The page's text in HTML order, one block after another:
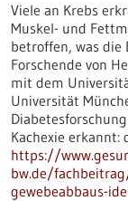
Viele an Krebs
Muskel- und
betroffen, was die
Forschende von
mit dem
Universität
Kachexie erkannt:
https://
bw.de/
gewebeabbaus-